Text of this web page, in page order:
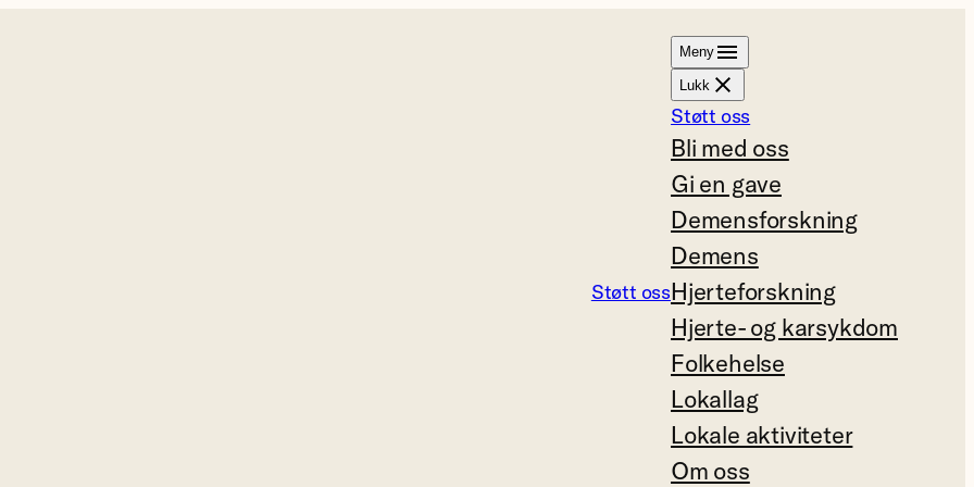
Støtt oss
Meny
Lukk
Støtt oss
Bli med oss
Gi en gave
Demensforskning
Demens
Hjerteforskning
Hjerte- og karsykdom
Folkehelse
Lokallag
Lokale aktiviteter
Om oss